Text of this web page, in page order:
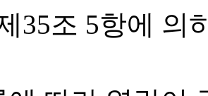
35조 5항에 의